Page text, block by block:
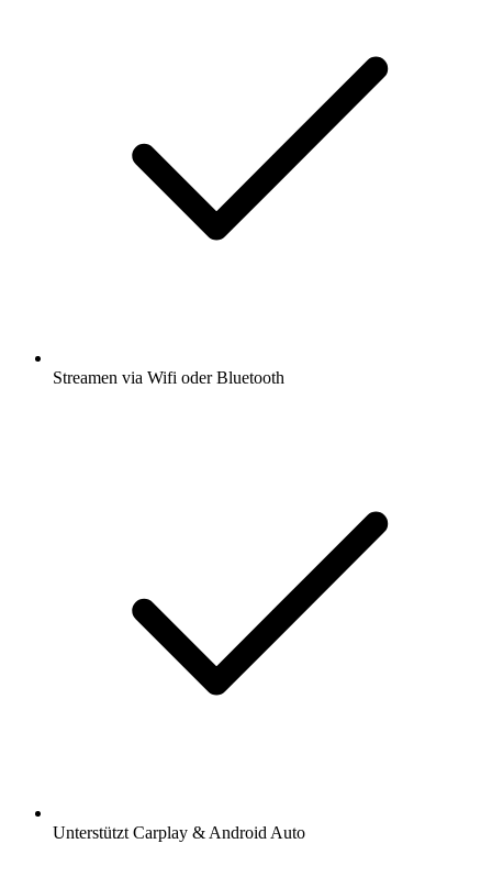
Streamen via Wifi oder Bluetooth
Unterstützt Carplay & Android Auto